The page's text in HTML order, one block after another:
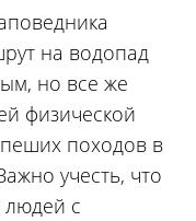
на водопад
но все же
физической
походов в
учесть, что
людей с